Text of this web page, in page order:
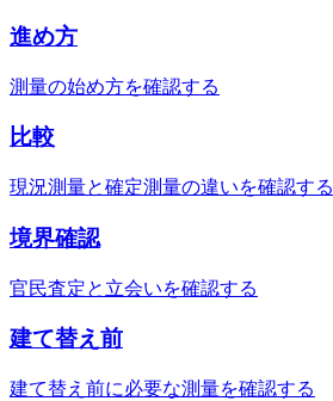
進め方
測量の始め方を確認する
比較
現況測量と確定測量の違いを確認する
境界確認
官民査定と立会いを確認する
建て替え前
建て替え前に必要な測量を確認する